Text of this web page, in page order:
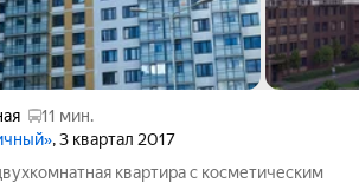
11 мин.
, 3 квартал 2017
квартиpа c косметичеcким